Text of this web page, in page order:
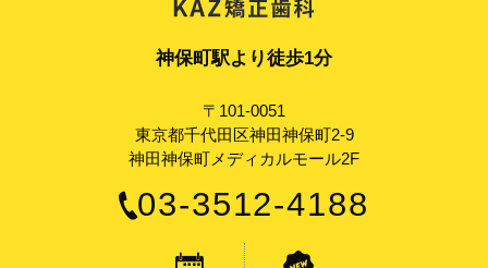
神保町駅より徒歩1分
〒101-0051
東京都千代田区神田神保町2-9
神田神保町メディカルモール2F
03-3512-4188